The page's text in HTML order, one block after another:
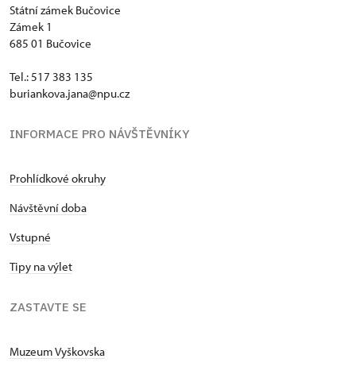
Státní zámek Bučovice
Zámek 1
685 01 Bučovice
Tel.: 517 383 135
buriankova.jana@npu.cz
INFORMACE PRO NÁVŠTĚVNÍKY
Prohlídkové okruhy
Návštěvní doba
Vstupné
Tipy na výlet
ZASTAVTE SE
Muzeum Vyškovska